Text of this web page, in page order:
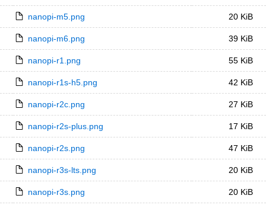
nanopi-m5.png 20 KiB
nanopi-m6.png 39 KiB
nanopi-r1.png 55 KiB
nanopi-r1s-h5.png 42 KiB
nanopi-r2c.png 27 KiB
nanopi-r2s-plus.png 17 KiB
nanopi-r2s.png 47 KiB
nanopi-r3s-lts.png 20 KiB
nanopi-r3s.png 20 KiB